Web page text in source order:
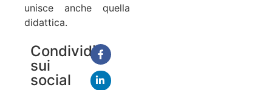
unisce anche quella
didattica.
Condividi
sui
social